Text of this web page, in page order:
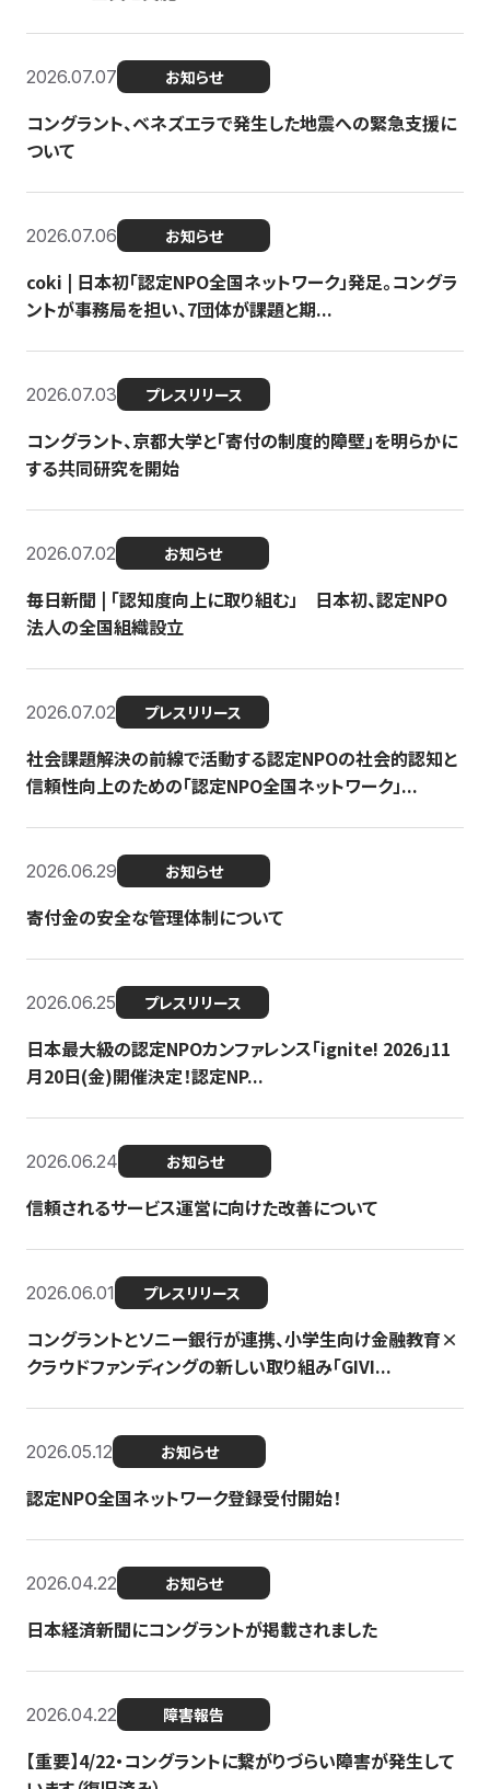
2026.07.07 お知らせ
コングラント、ベネズエラで発生した地震への緊急支援に
ついて
2026.07.06 お知らせ
coki | 日本初「認定NPO全国ネットワーク」発足。コングラ
ントが事務局を担い、7団体が課題と期...
2026.07.03 プレスリリース
コングラント、京都大学と「寄付の制度的障壁」を明らかに
する共同研究を開始
2026.07.02 お知らせ
毎日新聞 | 「認知度向上に取り組む」 日本初、認定NPO
法人の全国組織設立
2026.07.02 プレスリリース
社会課題解決の前線で活動する認定NPOの社会的認知と
信頼性向上のための「認定NPO全国ネットワーク」...
2026.06.29 お知らせ
寄付金の安全な管理体制について
2026.06.25 プレスリリース
日本最大級の認定NPOカンファレンス「ignite! 2026」11
月20日(金)開催決定！認定NP...
2026.06.24 お知らせ
信頼されるサービス運営に向けた改善について
2026.06.01 プレスリリース
コングラントとソニー銀行が連携、小学生向け金融教育×
クラウドファンディングの新しい取り組み「GIVI...
2026.05.12 お知らせ
認定NPO全国ネットワーク登録受付開始！
2026.04.22 お知らせ
日本経済新聞にコングラントが掲載されました
2026.04.22 障害報告
【重要】4/22・コングラントに繋がりづらい障害が発生して